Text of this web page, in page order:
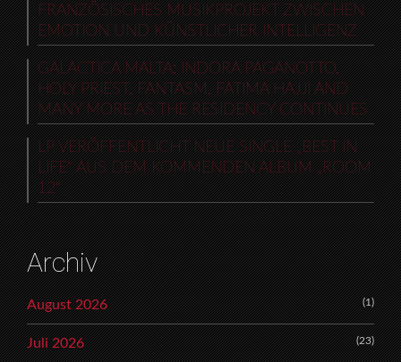
FRANZÖSISCHES MUSIKPROJEKT ZWISCHEN
EMOTION UND KÜNSTLICHER INTELLIGENZ
GALACTICA MALTA: INDORA PAGANOTTO,
HOLY PRIEST, FANTASM, FATIMA HAJJI AND
MANY MORE AS THE RESIDENCY CONTINUES
LP VERÖFFENTLICHT NEUE SINGLE „BEST IN
LIFE“ AUS DEM KOMMENDEN ALBUM „ROOM
12“
Archiv
August 2026 (1)
Juli 2026 (23)